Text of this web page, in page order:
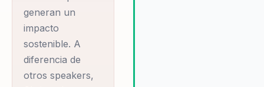
generan un
impacto
sostenible. A
diferencia de
otros speakers,